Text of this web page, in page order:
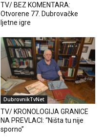
TV/ BEZ KOMENTARA:
Otvorene 77. Dubrovačke
ljetne igre
DubrovnikTvNet
TV/ KRONOLOGIJA GRANICE
NA PREVLACI: “Ništa tu nije
sporno”